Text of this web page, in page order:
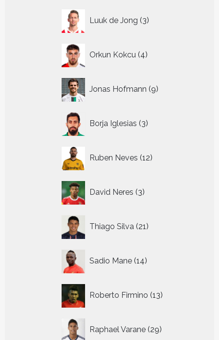
Luuk de Jong 3
producten
Orkun Kokcu 4
producten
Jonas Hofmann 9
producten
Borja Iglesias 3
producten
Ruben Neves 12
producten
David Neres 3
producten
Thiago Silva 21
producten
Sadio Mane 14
producten
Roberto Firmino 13
producten
Raphael Varane 29
producten